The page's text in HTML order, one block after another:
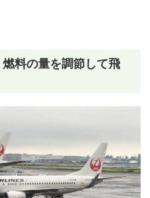
料の量を調節して飛